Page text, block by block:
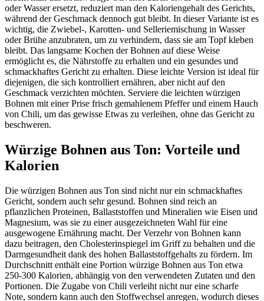
oder Wasser ersetzt, reduziert man den Kaloriengehalt des Gerichts,
während der Geschmack dennoch gut bleibt. In dieser Variante ist es
wichtig, die Zwiebel-, Karotten- und Selleriemischung in Wasser
oder Brühe anzubraten, um zu verhindern, dass sie am Topf kleben
bleibt. Das langsame Kochen der Bohnen auf diese Weise
ermöglicht es, die Nährstoffe zu erhalten und ein gesundes und
schmackhaftes Gericht zu erhalten. Diese leichte Version ist ideal für
diejenigen, die sich kontrolliert ernähren, aber nicht auf den
Geschmack verzichten möchten. Serviere die leichten würzigen
Bohnen mit einer Prise frisch gemahlenem Pfeffer und einem Hauch
von Chili, um das gewisse Etwas zu verleihen, ohne das Gericht zu
beschweren.
Würzige Bohnen aus Ton: Vorteile und
Kalorien
Die würzigen Bohnen aus Ton sind nicht nur ein schmackhaftes
Gericht, sondern auch sehr gesund. Bohnen sind reich an
pflanzlichen Proteinen, Ballaststoffen und Mineralien wie Eisen und
Magnesium, was sie zu einer ausgezeichneten Wahl für eine
ausgewogene Ernährung macht. Der Verzehr von Bohnen kann
dazu beitragen, den Cholesterinspiegel im Griff zu behalten und die
Darmgesundheit dank des hohen Ballaststoffgehalts zu fördern. Im
Durchschnitt enthält eine Portion würzige Bohnen aus Ton etwa
250-300 Kalorien, abhängig von den verwendeten Zutaten und den
Portionen. Die Zugabe von Chili verleiht nicht nur eine scharfe
Note, sondern kann auch den Stoffwechsel anregen, wodurch dieses